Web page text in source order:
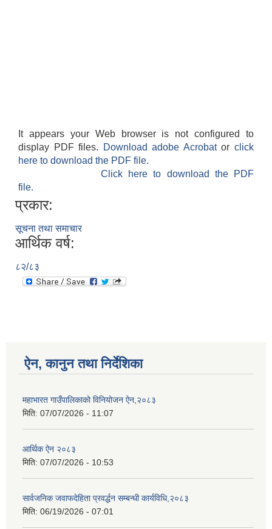
It appears your Web browser is not configured to
display PDF files.
Download adobe Acrobatorclick
here to download the PDF file.
Click here to download the PDF
file.
प्रकार:
सूचना तथा समाचार
आर्थिक वर्ष:
८२/८३
ऐन, कानुन तथा निर्देशिका
महाभारत गाउँपालिकाको विनियोजन ऐन,२०८३
मिति: 07/07/2026 - 11:07
आर्थिक ऐन २०८३
मिति: 07/07/2026 - 10:53
सार्वजनिक जवाफदेहिता प्रवर्द्धन सम्बन्धी कार्यविधि,२०८३
मिति: 06/19/2026 - 07:01